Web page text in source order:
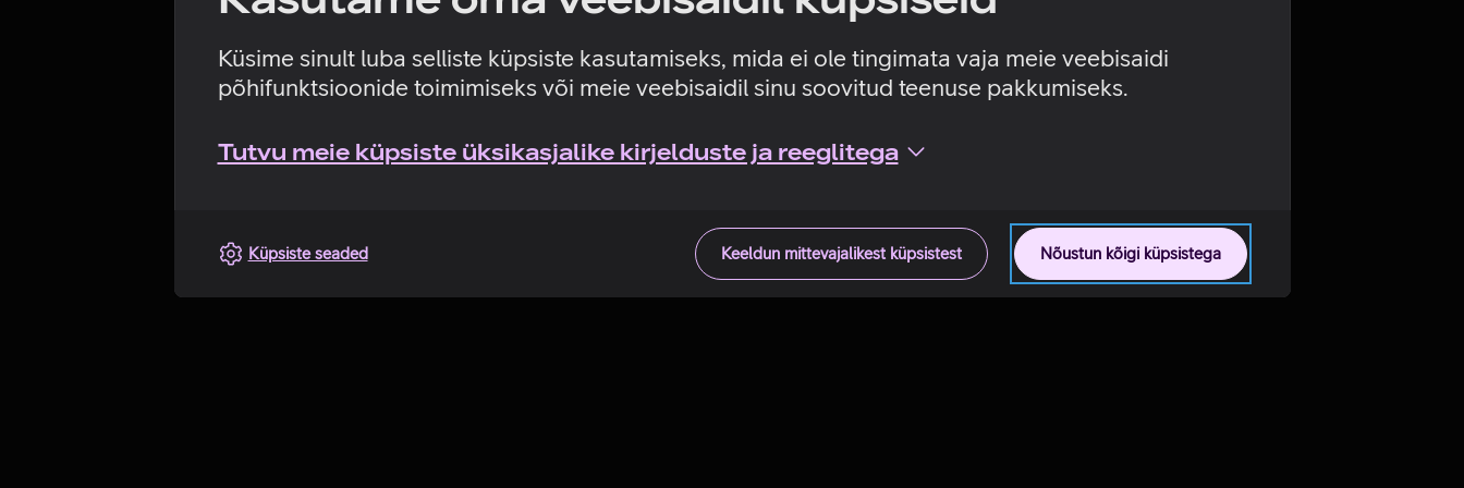
Küsime sinult luba selliste küpsiste kasutamiseks, mida ei ole tingimata vaja meie veebisaidi
põhifunktsioonide toimimiseks või meie veebisaidil sinu soovitud teenuse pakkumiseks.
Tutvu meie küpsiste üksikasjalike kirjelduste ja reeglitega
Nõustun kõigi küpsistega
Keeldun mittevajalikest küpsistest
Küpsiste seaded